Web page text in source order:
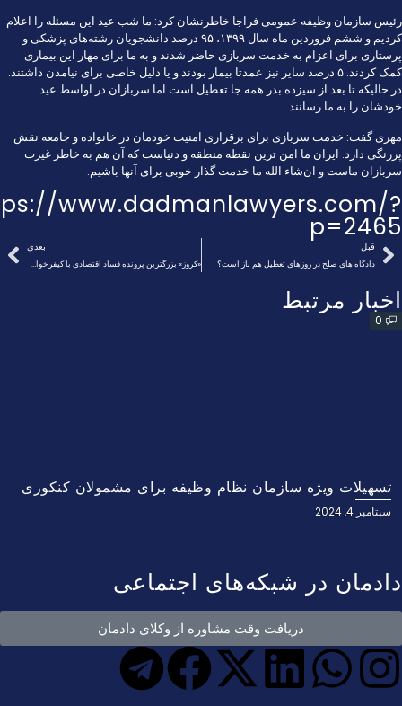
رئیس سازمان وظیفه عمومی فراجا خاطرنشان کرد: ما شب عید این مسئله را اعلام
کردیم و ششم فروردین ماه سال ۱۳۹۹، ۹۵ درصد دانشجویان رشته‌های پزشکی و
پرستاری برای اعزام به خدمت سربازی حاضر شدند و به ما برای مهار این بیماری
کمک کردند. ۵ درصد سایر نیز عمدتا بیمار بودند و یا دلیل خاصی برای نیامدن داشتند.
در حالیکه تا بعد از سیزده بدر همه جا تعطیل است اما سربازان در اواسط عید
خودشان را به ما رسانند.
مهری گفت: خدمت سربازی برای برقراری امنیت خودمان در خانواده و جامعه نقش
پررنگی دارد. ایران ما امن ترین نقطه منطقه و دنیاست که آن هم به خاطر غیرت
سربازان ماست و ان‌شاء الله ما خدمت گذار خوبی برای آنها باشیم.
www.dadmanlawyers.com/?
p=2465
قبل
دادگاه‌ های صلح در روز‌های تعطیل هم باز است؟
بعدی
«کروز» بزرگترین پرونده‌ فساد اقتصادی با کیفرخواست ۲۱۸ صفحه‌ای؛ حمید کشاورز کیست؟
اخبار مرتبط
0
تسهیلات ویژه سازمان نظام وظیفه برای مشمولان کنکوری
سپتامبر 4, 2024
دادمان در شبکه‌های اجتماعی
دریافت وقت مشاوره از وکلای دادمان